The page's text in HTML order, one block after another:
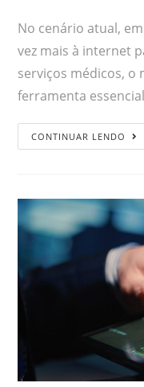
No cenário atual,
vez mais à internet
serviços médicos, o
ferramenta
CONTINUAR LENDO